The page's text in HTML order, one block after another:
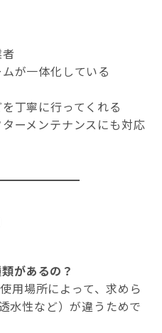
が一体化している
丁寧に行ってくれる
ーメンテナンスにも対応
があるの？
用場所によって、求めら
水性など）が違うためで